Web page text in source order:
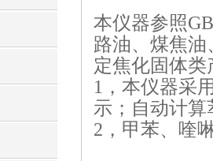
本仪器参照
路油、煤焦
定焦化固体
1 ，本仪器采
示；自动计
2 ，甲苯、喹